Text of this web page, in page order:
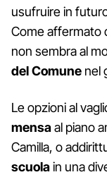
usufruire in
Come affermato
non sembra al
del Comune nel
Le opzioni al
mensaal piano
Camilla, o
scuolain una